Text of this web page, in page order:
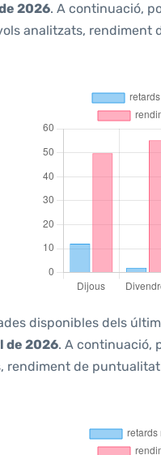
2026. A continuació,
analitzats, rendiment
disponibles dels
de 2026. A continuació,
rendiment de